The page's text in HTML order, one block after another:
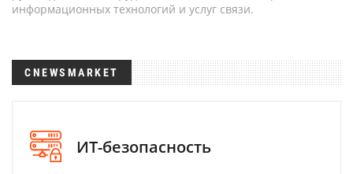
информационных технологий и услуг связи.
CNEWSMARKET
ИТ-безопасность